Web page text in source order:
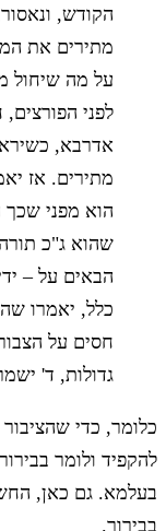
הקודש,
מתירים את
על מה שיחול
לפני הפורצים,
אדרבא,
מתירים. אז
הוא מפני שכך
שהוא ג"כ
הבאים על –
כלל, יאמרו
חסים על
גדולות, ד'
כלומר, כדי
להקפיד ולומר
בעלמא. גם כאן,
בבירור.